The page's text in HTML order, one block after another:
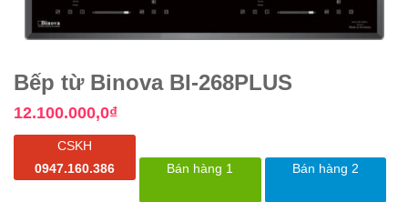
Bếp từ Binova BI-268PLUS
12.100.000,0₫
CSKH
0947.160.386
Bán hàng 1 Bán hàng 2